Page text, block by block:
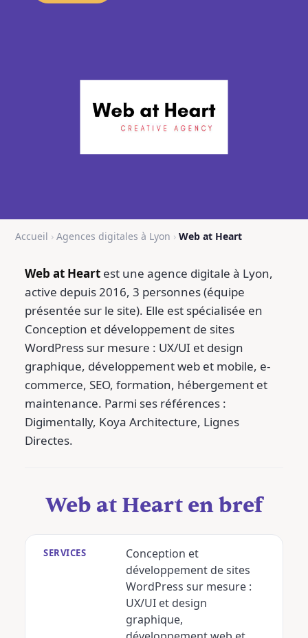
Accueil › Agences digitales à Lyon › Web at Heart
Web at Heart est une agence digitale à Lyon,
active depuis 2016, 3 personnes (équipe
présentée sur le site). Elle est spécialisée en
Conception et développement de sites
WordPress sur mesure : UX/UI et design
graphique, développement web et mobile, e-
commerce, SEO, formation, hébergement et
maintenance. Parmi ses références :
Digimentally, Koya Architecture, Lignes
Directes.
Web at Heart en bref
SERVICES
Conception et
développement de sites
WordPress sur mesure :
UX/UI et design
graphique,